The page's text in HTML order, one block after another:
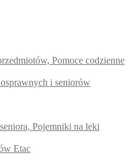
Pomoce codzienne
i seniorów
Pojemniki na leki
Etac